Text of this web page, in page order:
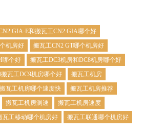
GIA-E和搬瓦工CN2 GIA哪个好
机房好
搬瓦工CN2 GT哪个机房好
哪个好
搬瓦工DC3机房和DC8机房哪个好
瓦工DC9机房哪个好
搬瓦工机房
搬瓦工机房哪个速度快
搬瓦工机房推荐
搬瓦工机房测速
搬瓦工机房速度
瓦工移动哪个机房好 搬瓦工联通哪个机房好